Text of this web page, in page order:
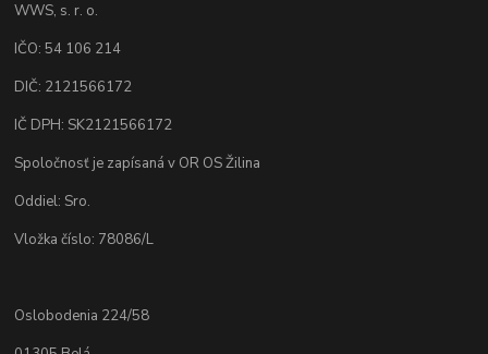
WWS, s. r. o.
IČO: 54 106 214
DIČ: 2121566172
IČ DPH: SK2121566172
Spoločnosť je zapísaná v OR OS Žilina
Oddiel: Sro.
Vložka číslo: 78086/L
Oslobodenia 224/58